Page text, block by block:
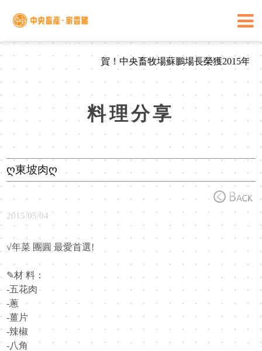
賀！中央畜牧場蘇鵬場長榮獲2015
料理分享
ღ東坡肉ღ
2015/05/04
√年菜 團圓 最愛首選!
✎材 料：
-五花肉
-蔥
-薑片
-辣椒
-八角